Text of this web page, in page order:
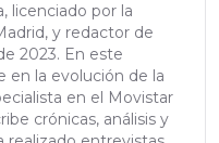
licenciado por la
y redactor de
2023. En este
en la evolución de la
en el Movistar
crónicas, análisis y